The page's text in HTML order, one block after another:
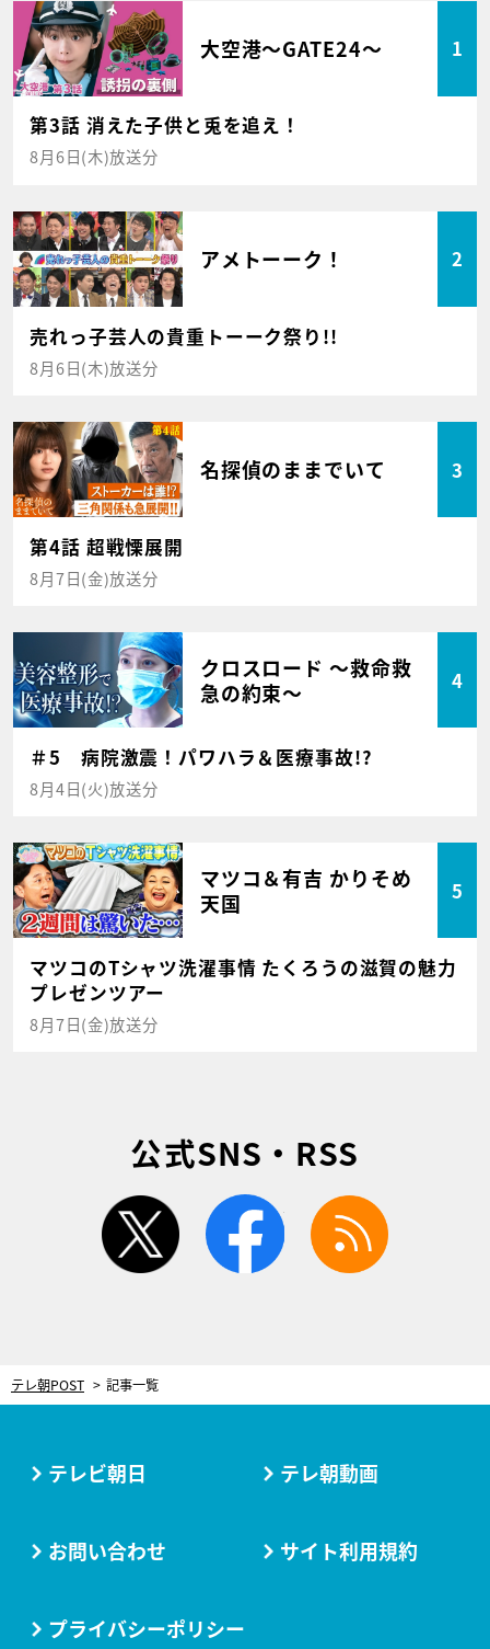
大空港～GATE24～ 1
第3話 消えた子供と兎を追え！
8月6日(木)放送分
アメトーーク！ 2
売れっ子芸人の貴重トーーク祭り!!
8月6日(木)放送分
名探偵のままでいて 3
第4話 超戦慄展開
8月7日(金)放送分
クロスロード ～救命救
急の約束～
4
＃5 病院激震！パワハラ＆医療事故!?
8月4日(火)放送分
マツコ＆有吉 かりそめ
天国
5
マツコのTシャツ洗濯事情 たくろうの滋賀の魅力
プレゼンツアー
8月7日(金)放送分
公式SNS・RSS
twitter facebook
テレ朝POST 記事一覧
テレビ朝日 テレ朝動画
お問い合わせ サイト利用規約
プライバシーポリシー